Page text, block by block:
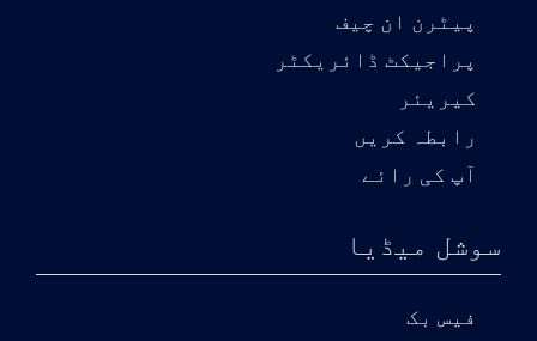
پیٹرن ان چیف
پراجیکٹ ڈائریکٹر
کیریئر
رابطہ کریں
آپ کی رائے
سوشل میڈیا
فیس بک